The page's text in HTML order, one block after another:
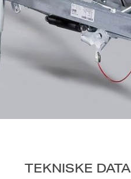
TEKNISKE DATA